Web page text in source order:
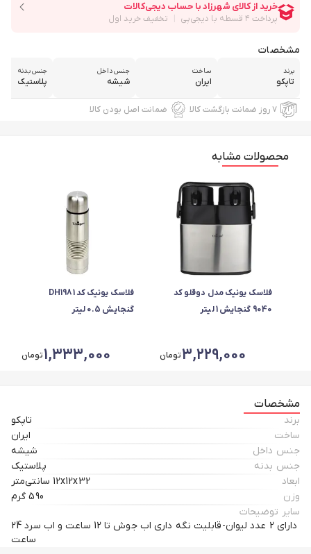
مشخصات
برند
تاپکو
ساخت
ایران
جنس داخل
شیشه
جنس بدنه
پلاستیک
۷ روز ضمانت بازگشت کالا ضمانت اصل بودن کالا
محصولات مشابه
فلاسک یونیک مدل دوقلو کد
9040 گنجایش 1 لیتر
3,229,000تومان
فلاسک یونیک کد DH1981
گنجایش 0.5 لیتر
1,333,000تومان
مشخصات
برند
تاپکو
ساخت
ایران
جنس داخل
شیشه
جنس بدنه
پلاستیک
ابعاد
12x12x32 سانتی‌متر
وزن
590 گرم
سایر توضیحات
دارای 2 عدد لیوان-قابلیت نگه داری اب جوش تا 12 ساعت و اب سرد 24
ساعت